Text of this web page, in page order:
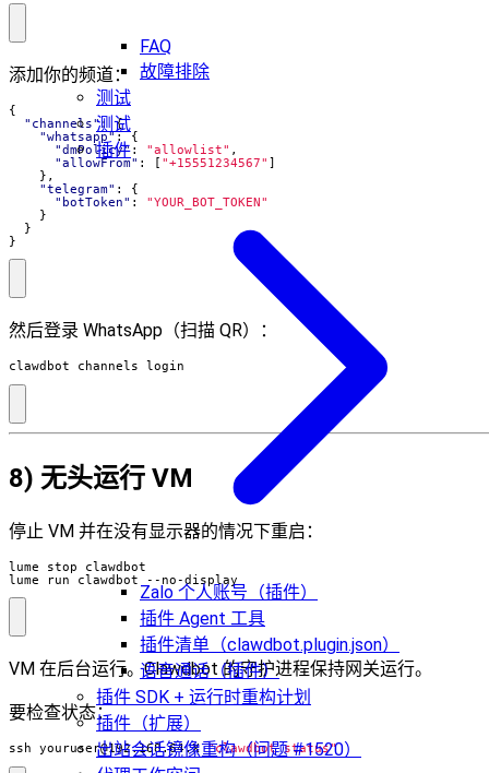
FAQ
故障排除
测试
测试
插件
Zalo 个人账号（插件）
插件 Agent 工具
插件清单（clawdbot.plugin.json）
语音通话（插件）
插件 SDK + 运行时重构计划
插件（扩展）
出站会话镜像重构（问题 #1520）
添加你的频道：
{
"channels":
{
"whatsapp":
{
"dmPolicy": "allowlist" ,
"allowFrom" : [ "+15551234567" ]
},
"telegram" :
{
"botToken" :
"YOUR_BOT_TOKEN"
}
}
}
然后登录 WhatsApp（扫描 QR）：
clawdbot channels login
8) 无头运行 VM
停止 VM 并在没有显示器的情况下重启：
lume run clawdbot --no-display
VM 在后台运行。Clawdbot 的守护进程保持网关运行。
要检查状态：
ssh youruser@192.168.64.X "clawdbot status"